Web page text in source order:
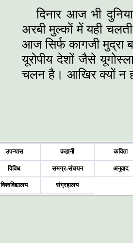
दिनार आज भी
अरबी मुल्कों में यही
आज सिर्फ कागजी मुद्रा
यूरोपीय देशों जैसे
चलन है। आखिर क्यों न
उपन्यास कहानी कविता
विविध समग्र-संचयन अनुवाद
विश्वविद्यालय संग्रहालय